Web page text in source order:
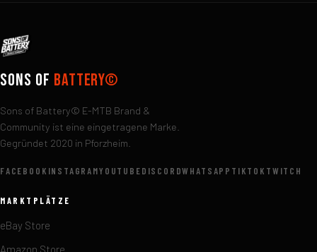
Sons of Battery©
Sons of Battery© E-MTB Brand &
Community ist eine eingetragene Marke.
Gegründet 2020 in Pforzheim.
FACEBOOK INSTAGRAMYOUTUBEDISCORDWHATSAPP TIKTOK TWITCH
MARKTPLÄTZE
eBay Store
Amazon Store